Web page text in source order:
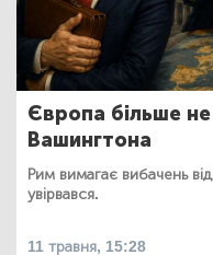
Європа більше
Вашингтона
Рим вимагає вибачень
увірвався.
11 травня, 15:28